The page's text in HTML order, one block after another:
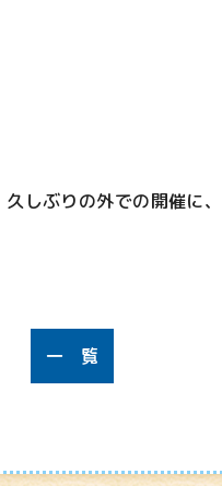
久しぶりの外での開催に
一 覧